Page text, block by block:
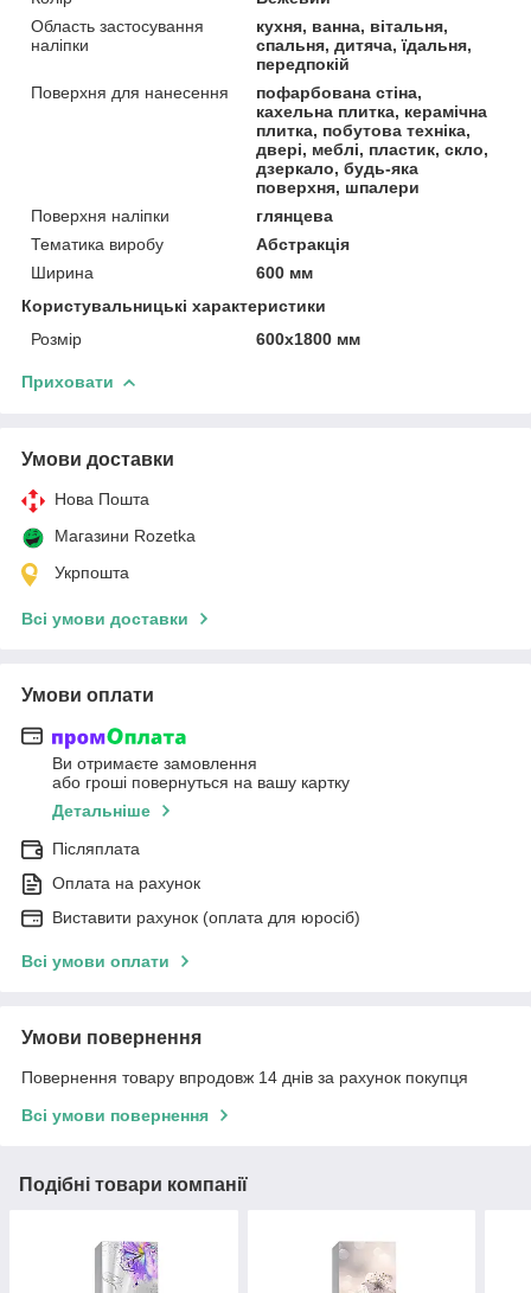
Область застосування
наліпки
кухня, ванна, вітальня,
спальня, дитяча, їдальня,
передпокій
Поверхня для нанесення
пофарбована стіна,
кахельна плитка, керамічна
плитка, побутова техніка,
двері, меблі, пластик, скло,
дзеркало, будь-яка
поверхня, шпалери
Поверхня наліпки
глянцева
Тематика виробу
Абстракція
Ширина
600 мм
Користувальницькі характеристики
Розмір
600х1800 мм
Приховати
Умови доставки
Нова Пошта
Магазини Rozetka
Укрпошта
Всі умови доставки
Умови оплати
Ви отримаєте замовлення
або гроші повернуться на вашу картку
Детальніше
Післяплата
Оплата на рахунок
Виставити рахунок (оплата для юросіб)
Всі умови оплати
Умови повернення
Повернення товару впродовж 14 днів за рахунок покупця
Всі умови повернення
Подібні товари компанії